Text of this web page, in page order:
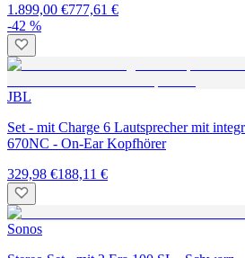
1.899,00 €777,61 €
-42 %
JBL
Set - mit Charge 6 Lautsprecher mit
670NC - On-Ear Kopfhörer
329,98 €188,11 €
Sonos